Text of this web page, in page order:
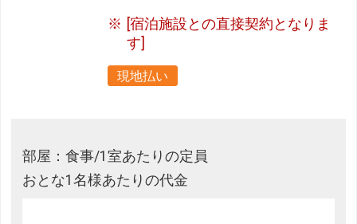
[宿泊施設との直接契約となりま
す]
現地払い
部屋：食事/1室あたりの定員
おとな1名様あたりの代金